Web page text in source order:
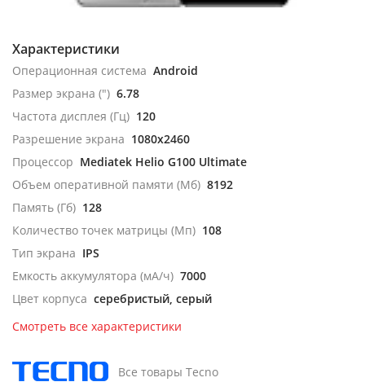
Характеристики
Операционная система Android
Размер экрана (") 6.78
Частота дисплея (Гц) 120
Разрешение экрана 1080x2460
Процессор Mediatek Helio G100 Ultimate
Объем оперативной памяти (Мб) 8192
Память (Гб) 128
Количество точек матрицы (Мп) 108
Тип экрана IPS
Емкость аккумулятора (мА/ч) 7000
Цвет корпуса серебристый, серый
Смотреть все характеристики
Все товары Tecno